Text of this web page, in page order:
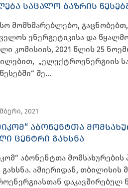
ᲡᲐᲪᲐᲚᲝ ᲑᲐᲖᲠᲘᲡ
მომხმარებლებო,
ენერგეტიკისა და
კომისიის, 2021 წლის 25
„ელექტროენერგიის
შე...
2021
ᲐᲑᲝᲜᲔᲜᲢᲗᲐ
ᲪᲔᲜᲢᲠᲘ ᲒᲐᲮᲡᲜᲐ
აბონენტთა მომსახურების
ამიერიდან, თბილისის
დაკავშირებულ